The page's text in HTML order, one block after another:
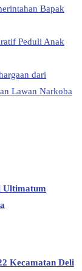
Bapak
Peduli Anak
dari
Lawan Narkoba
Ultimatum
Kecamatan Deli